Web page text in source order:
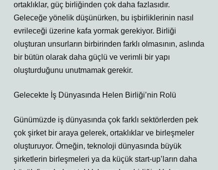
ortaklıklar, güç birliğinden çok daha fazlasıdır.
Geleceğe yönelik düşünürken, bu işbirliklerinin nasıl
evrileceği üzerine kafa yormak gerekiyor. Birliği
oluşturan unsurların birbirinden farklı olmasının, aslında
bir bütün olarak daha güçlü ve verimli bir yapı
oluşturduğunu unutmamak gerekir.
Gelecekte İş Dünyasında Helen Birliği’nin Rolü
Günümüzde iş dünyasında çok farklı sektörlerden pek
çok şirket bir araya gelerek, ortaklıklar ve birleşmeler
oluşturuyor. Örneğin, teknoloji dünyasında büyük
şirketlerin birleşmeleri ya da küçük start-up’ların daha